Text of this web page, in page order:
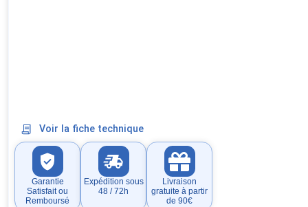
Voir la fiche technique
Garantie
Satisfait ou
Remboursé
Expédition sous
48 / 72h
Livraison
gratuite à partir
de 90€